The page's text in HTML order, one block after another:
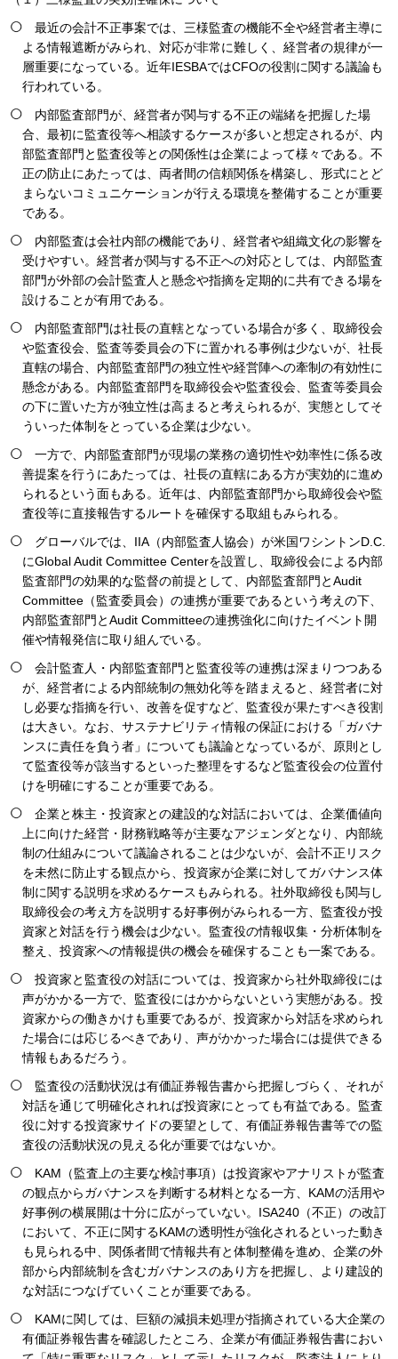
最近の会計不正事案では、三様監査の機能不全や経営者主導に
よる情報遮断がみられ、対応が非常に難しく、経営者の規律が一
層重要になっている。近年IESBAではCFOの役割に関する議論も
行われている。
内部監査部門が、経営者が関与する不正の端緒を把握した場
合、最初に監査役等へ相談するケースが多いと想定されるが、内
部監査部門と監査役等との関係性は企業によって様々である。不
正の防止にあたっては、両者間の信頼関係を構築し、形式にとど
まらないコミュニケーションが行える環境を整備することが重要
である。
内部監査は会社内部の機能であり、経営者や組織文化の影響を
受けやすい。経営者が関与する不正への対応としては、内部監査
部門が外部の会計監査人と懸念や指摘を定期的に共有できる場を
設けることが有用である。
内部監査部門は社長の直轄となっている場合が多く、取締役会
や監査役会、監査等委員会の下に置かれる事例は少ないが、社長
直轄の場合、内部監査部門の独立性や経営陣への牽制の有効性に
懸念がある。内部監査部門を取締役会や監査役会、監査等委員会
の下に置いた方が独立性は高まると考えられるが、実態としてそ
ういった体制をとっている企業は少ない。
一方で、内部監査部門が現場の業務の適切性や効率性に係る改
善提案を行うにあたっては、社長の直轄にある方が実効的に進め
られるという面もある。近年は、内部監査部門から取締役会や監
査役等に直接報告するルートを確保する取組もみられる。
グローバルでは、IIA（内部監査人協会）が米国ワシントンD.C.
にGlobal Audit Committee Centerを設置し、取締役会による内部
監査部門の効果的な監督の前提として、内部監査部門とAudit
Committee（監査委員会）の連携が重要であるという考えの下、
内部監査部門とAudit Committeeの連携強化に向けたイベント開
催や情報発信に取り組んでいる。
会計監査人・内部監査部門と監査役等の連携は深まりつつある
が、経営者による内部統制の無効化等を踏まえると、経営者に対
し必要な指摘を行い、改善を促すなど、監査役が果たすべき役割
は大きい。なお、サステナビリティ情報の保証における「ガバナ
ンスに責任を負う者」についても議論となっているが、原則とし
て監査役等が該当するといった整理をするなど監査役会の位置付
けを明確にすることが重要である。
企業と株主・投資家との建設的な対話においては、企業価値向
上に向けた経営・財務戦略等が主要なアジェンダとなり、内部統
制の仕組みについて議論されることは少ないが、会計不正リスク
を未然に防止する観点から、投資家が企業に対してガバナンス体
制に関する説明を求めるケースもみられる。社外取締役も関与し
取締役会の考え方を説明する好事例がみられる一方、監査役が投
資家と対話を行う機会は少ない。監査役の情報収集・分析体制を
整え、投資家への情報提供の機会を確保することも一案である。
投資家と監査役の対話については、投資家から社外取締役には
声がかかる一方で、監査役にはかからないという実態がある。投
資家からの働きかけも重要であるが、投資家から対話を求められ
た場合には応じるべきであり、声がかかった場合には提供できる
情報もあるだろう。
監査役の活動状況は有価証券報告書から把握しづらく、それが
対話を通じて明確化されれば投資家にとっても有益である。監査
役に対する投資家サイドの要望として、有価証券報告書等での監
査役の活動状況の見える化が重要ではないか。
KAM（監査上の主要な検討事項）は投資家やアナリストが監査
の観点からガバナンスを判断する材料となる一方、KAMの活用や
好事例の横展開は十分に広がっていない。ISA240（不正）の改訂
において、不正に関するKAMの透明性が強化されるといった動き
も見られる中、関係者間で情報共有と体制整備を進め、企業の外
部から内部統制を含むガバナンスのあり方を把握し、より建設的
な対話につなげていくことが重要である。
KAMに関しては、巨額の減損未処理が指摘されている大企業の
有価証券報告書を確認したところ、企業が有価証券報告書におい